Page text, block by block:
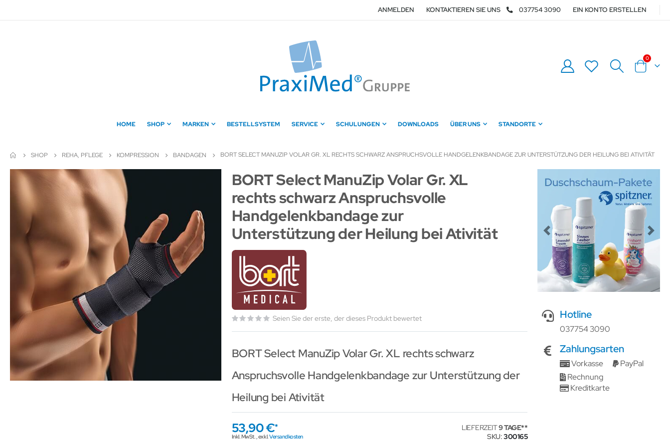
zum
ANMELDEN KONTAKTIEREN SIE UNS 037754 3090 EIN KONTO ERSTELLEN
Warenkorb
0
HOME SHOP MARKEN BESTELLSYSTEM SERVICE SCHULUNGEN DOWNLOADS ÜBER UNS STANDORTE
SHOP REHA, PFLEGE KOMPRESSION BANDAGEN BORT SELECT MANUZIP VOLAR GR. XL RECHTS SCHWARZ ANSPRUCHSVOLLE HANDGELENKBANDAGE ZUR UNTERSTÜTZUNG DER HEILUNG BEI ATIVITÄT
Zum
Ende
Bildergalerie
springen
Zum
Anfang
der
Bildergalerie
springen
BORT Select ManuZip Volar Gr. XL
rechts schwarz Anspruchsvolle
Handgelenkbandage zur
Unterstützung der Heilung bei Ativität
Seien Sie der erste, der dieses Produkt bewertet
BORT Select ManuZip Volar Gr. XL rechts schwarz
Anspruchsvolle Handgelenkbandage zur Unterstützung der
Heilung bei Ativität
53,90 €
Inkl. MwSt.,exkl.Versandkosten
LIEFERZEIT9 TAGE
SKU 300165
Previous Next
Hotline
037754 3090
Zahlungsarten
Vorkasse
PayPal
Rechnung
Kreditkarte